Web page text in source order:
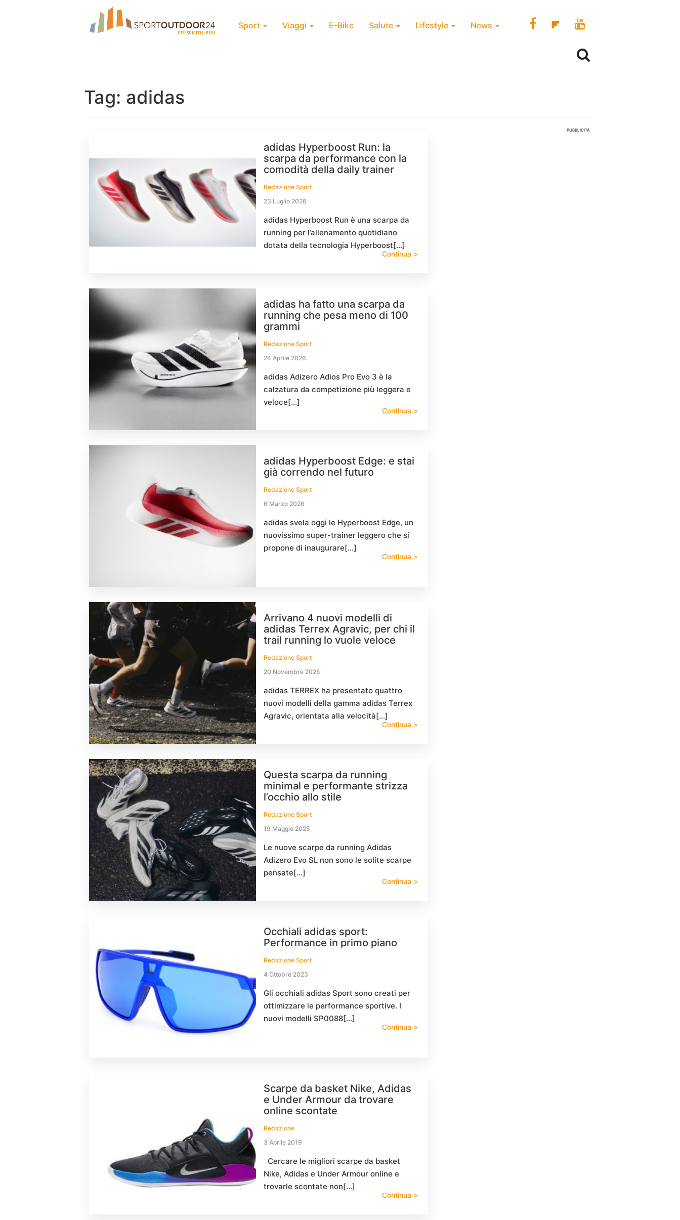
Sport Viaggi E-Bike Salute Lifestyle News
Tag: adidas
adidas Hyperboost Run: la
scarpa da performance con la
comodità della daily trainer
Redazione Sport
23 Luglio 2026
adidas Hyperboost Run è una scarpa da
running per l’allenamento quotidiano
dotata della tecnologia Hyperboost[…]
Continua >
adidas ha fatto una scarpa da
running che pesa meno di 100
grammi
Redazione Sport
24 Aprile 2026
adidas Adizero Adios Pro Evo 3 è la
calzatura da competizione più leggera e
veloce[…]
Continua >
adidas Hyperboost Edge: e stai
già correndo nel futuro
Redazione Sport
6 Marzo 2026
adidas svela oggi le Hyperboost Edge, un
nuovissimo super-trainer leggero che si
propone di inaugurare[…]
Continua >
Arrivano 4 nuovi modelli di
adidas Terrex Agravic, per chi il
trail running lo vuole veloce
Redazione Sport
20 Novembre 2025
adidas TERREX ha presentato quattro
nuovi modelli della gamma adidas Terrex
Agravic, orientata alla velocità[…]
Continua >
Questa scarpa da running
minimal e performante strizza
l’occhio allo stile
Redazione Sport
19 Maggio 2025
Le nuove scarpe da running Adidas
Adizero Evo SL non sono le solite scarpe
pensate[…]
Continua >
Occhiali adidas sport:
Performance in primo piano
Redazione Sport
4 Ottobre 2023
Gli occhiali adidas Sport sono creati per
ottimizzare le performance sportive. I
nuovi modelli SP0088[…]
Continua >
Scarpe da basket Nike, Adidas
e Under Armour da trovare
online scontate
Redazione
3 Aprile 2019
Cercare le migliori scarpe da basket
Nike, Adidas e Under Armour online e
trovarle scontate non[…]
Continua >
PUBBLICITÀ